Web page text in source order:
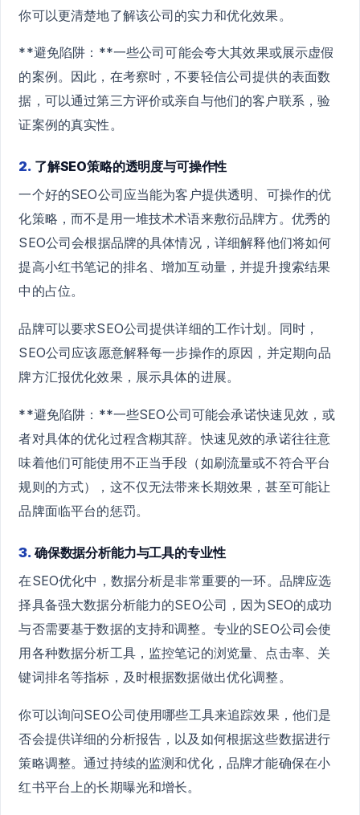
你可以更清楚地了解该公司的实力和优化效果。
**避免陷阱：**一些公司可能会夸大其效果或展示虚假
的案例。因此，在考察时，不要轻信公司提供的表面数
据，可以通过第三方评价或亲自与他们的客户联系，验
证案例的真实性。
2. 了解SEO策略的透明度与可操作性
一个好的SEO公司应当能为客户提供透明、可操作的优
化策略，而不是用一堆技术术语来敷衍品牌方。优秀的
SEO公司会根据品牌的具体情况，详细解释他们将如何
提高小红书笔记的排名、增加互动量，并提升搜索结果
中的占位。
品牌可以要求SEO公司提供详细的工作计划。同时，
SEO公司应该愿意解释每一步操作的原因，并定期向品
牌方汇报优化效果，展示具体的进展。
**避免陷阱：**一些SEO公司可能会承诺快速见效，或
者对具体的优化过程含糊其辞。快速见效的承诺往往意
味着他们可能使用不正当手段（如刷流量或不符合平台
规则的方式），这不仅无法带来长期效果，甚至可能让
品牌面临平台的惩罚。
3. 确保数据分析能力与工具的专业性
在SEO优化中，数据分析是非常重要的一环。品牌应选
择具备强大数据分析能力的SEO公司，因为SEO的成功
与否需要基于数据的支持和调整。专业的SEO公司会使
用各种数据分析工具，监控笔记的浏览量、点击率、关
键词排名等指标，及时根据数据做出优化调整。
你可以询问SEO公司使用哪些工具来追踪效果，他们是
否会提供详细的分析报告，以及如何根据这些数据进行
策略调整。通过持续的监测和优化，品牌才能确保在小
红书平台上的长期曝光和增长。